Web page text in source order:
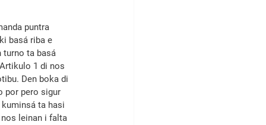
puntra
basá riba e
turno ta basá
1 di nos
Den boka di
por pero sigur
ta hasi
leinan i falta